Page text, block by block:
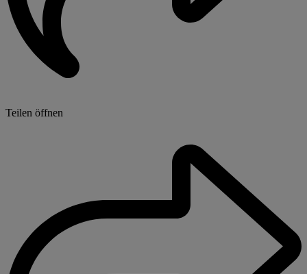
Teilen öffnen